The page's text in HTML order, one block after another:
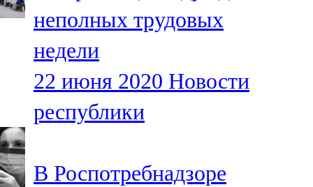
107,0 FM
Яр Чаллы
105,5 FM
неполных трудовых
недели
22 июня 2020 Новости
республики
В Роспотребнадзоре